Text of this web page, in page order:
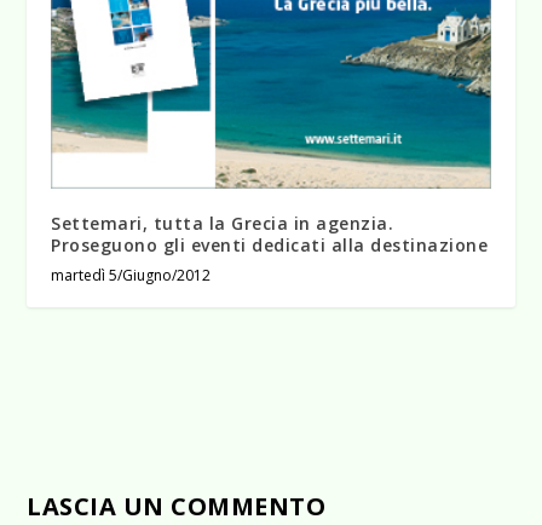
Settemari, tutta la Grecia in agenzia.
Proseguono gli eventi dedicati alla destinazione
martedì 5/Giugno/2012
LASCIA UN COMMENTO